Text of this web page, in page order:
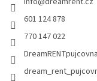
601 124 878
770 147 022
DreamRENTpujcovna